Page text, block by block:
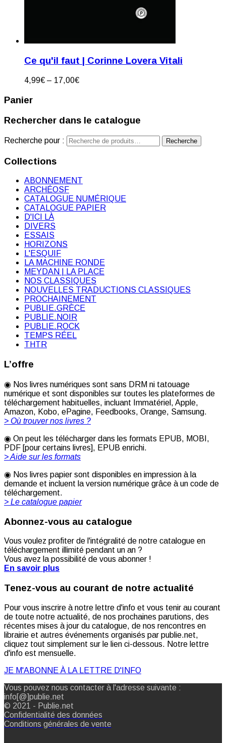
Ce qu'il faut | Corinne Lovera Vitali
4,99€ – 17,00€
Panier
Rechercher dans le catalogue
Recherche pour : Recherche
Collections
ABONNEMENT
ARCHÉOSF
CATALOGUE NUMÉRIQUE
CATALOGUE PAPIER
D'ICI LÀ
DIVERS
ESSAIS
HORIZONS
L'ESQUIF
LA MACHINE RONDE
MEYDAN | LA PLACE
NOS CLASSIQUES
NOUVELLES TRADUCTIONS CLASSIQUES
PROCHAINEMENT
PUBLIE.GRÈCE
PUBLIE.NOIR
PUBLIE.ROCK
TEMPS RÉEL
THTR
L’offre
◉ Nos livres numériques sont sans DRM ni tatouage
numérique et sont disponibles sur toutes les plateformes de
téléchargement habituelles, incluant Immatériel, Apple,
Amazon, Kobo, ePagine, Feedbooks, Orange, Samsung.
> Où trouver nos livres ?
◉ On peut les télécharger dans les formats EPUB, MOBI,
PDF [pour certains livres], EPUB enrichi.
> Aide sur les formats
◉ Nos livres papier sont disponibles en impression à la
demande et incluent la version numérique grâce à un code de
téléchargement.
> Le catalogue papier
Abonnez-vous au catalogue
Vous voulez profiter de l'intégralité de notre catalogue en
téléchargement illimité pendant un an ?
Vous avez la possibilité de vous abonner !
En savoir plus
Tenez-vous au courant de notre actualité
Pour vous inscrire à notre lettre d'info et vous tenir au courant
de toute notre actualité, de nos prochaines parutions, des
récentes mises à jour du catalogue, de nos rencontres en
librairie et autres événements organisés par publie.net,
cliquez tout simplement sur le lien ci-dessous. Notre lettre
d'info est mensuelle.
JE M'ABONNE À LA LETTRE D'INFO
Vous pouvez nous contacter à l'adresse suivante :
info[@]publie.net
© 2021 - Publie.net
Confidentialité des données
Conditions générales de vente